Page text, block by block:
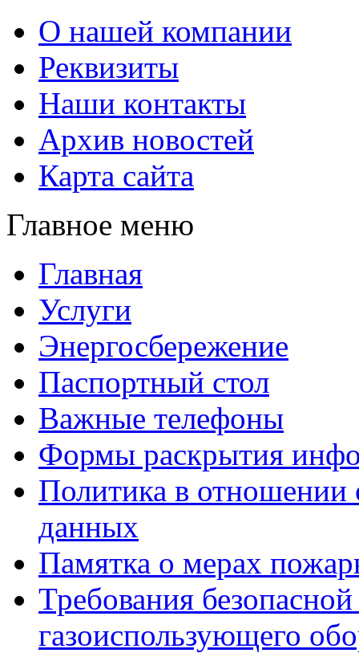
О нашей компании
Реквизиты
Наши контакты
Архив новостей
Карта сайта
Главное меню
Главная
Услуги
Энергосбережение
Паспортный стол
Важные телефоны
Формы раскрытия
Политика в отношении
данных
Памятка о мерах
Требования
газоиспользующего